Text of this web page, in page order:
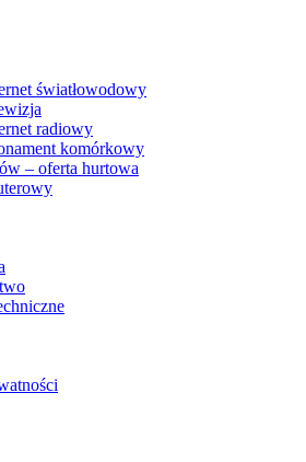
światłowodowy
radiowy
komórkowy
– oferta hurtowa